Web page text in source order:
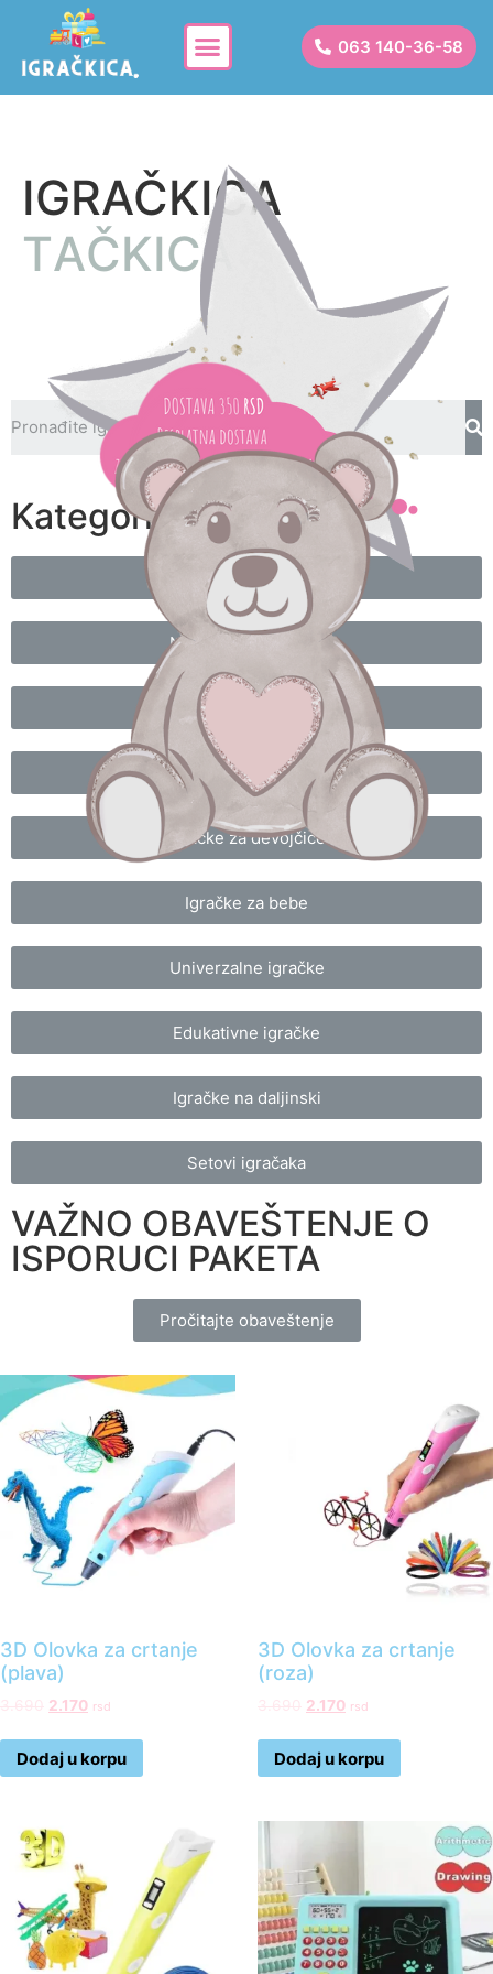
063 140-36-58
IGRAČKICA
TAČKICA
Kategorije
Izdvajamo iz ponude
Novogodišnja akcija
Najnovije igračke
Igračke za dečake
Igračke za devojčice
Igračke za bebe
Univerzalne igračke
Edukativne igračke
Igračke na daljinski
Setovi igračaka
VAŽNO OBAVEŠTENJE O
ISPORUCI PAKETA
Pročitajte obaveštenje
3D Olovka za crtanje
(plava)
2.170 rsd
Dodaj u korpu
3D Olovka za crtanje
(roza)
2.170 rsd
Dodaj u korpu